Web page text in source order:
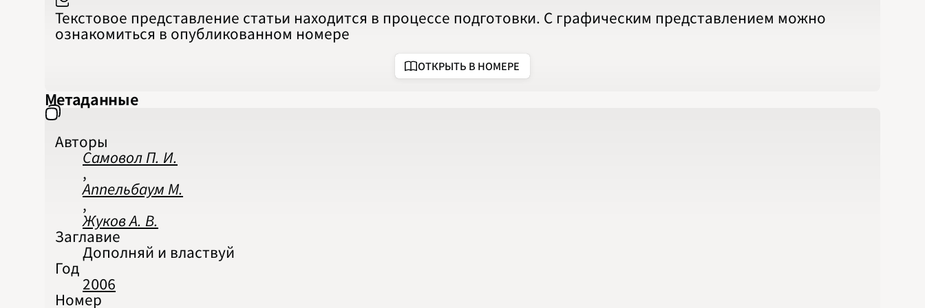
2021
2022
2024
2025
2026
Текстовое представление статьи находится в процессе подготовки. С графическим представлением можно
ознакомиться в опубликованном номере
ОТКРЫТЬ В НОМЕРЕ
Метаданные
Авторы
Самовол П. И.
,
Аппельбаум М.
,
Жуков А. В.
Заглавие
Дополняй и властвуй
Год
2006
Номер